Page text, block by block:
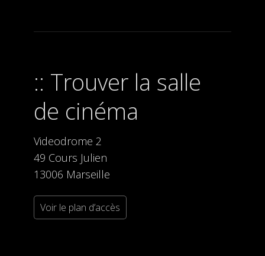
Trouver la salle
de cinéma
Videodrome 2
49 Cours Julien
13006 Marseille
Voir le plan d’accès